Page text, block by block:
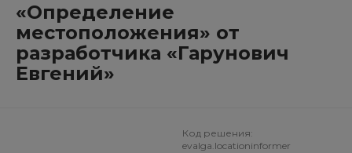
«Определение
местоположения» от
разработчика «Гарунович
Евгений»
Код решения:
evalga.locationinformer